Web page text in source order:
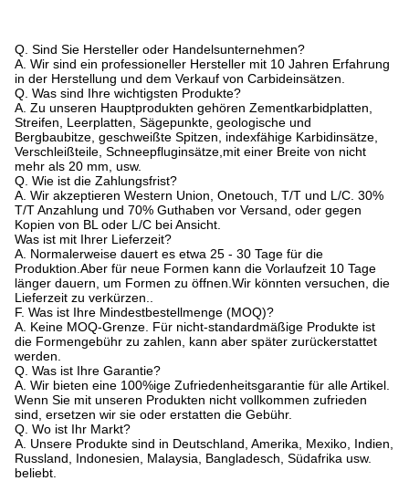
Q. Sind Sie Hersteller oder Handelsunternehmen?
A. Wir sind ein professioneller Hersteller mit 10 Jahren Erfahrung
in der Herstellung und dem Verkauf von Carbideinsätzen.
Q. Was sind Ihre wichtigsten Produkte?
A. Zu unseren Hauptprodukten gehören Zementkarbidplatten,
Streifen, Leerplatten, Sägepunkte, geologische und
Bergbaubitze, geschweißte Spitzen, indexfähige Karbidinsätze,
Verschleißteile, Schneepfluginsätze,mit einer Breite von nicht
mehr als 20 mm, usw.
Q. Wie ist die Zahlungsfrist?
A. Wir akzeptieren Western Union, Onetouch, T/T und L/C. 30%
T/T Anzahlung und 70% Guthaben vor Versand, oder gegen
Kopien von BL oder L/C bei Ansicht.
Was ist mit Ihrer Lieferzeit?
A. Normalerweise dauert es etwa 25 - 30 Tage für die
Produktion.Aber für neue Formen kann die Vorlaufzeit 10 Tage
länger dauern, um Formen zu öffnen.Wir könnten versuchen, die
Lieferzeit zu verkürzen..
F. Was ist Ihre Mindestbestellmenge (MOQ)?
A. Keine MOQ-Grenze. Für nicht-standardmäßige Produkte ist
die Formengebühr zu zahlen, kann aber später zurückerstattet
werden.
Q. Was ist Ihre Garantie?
A. Wir bieten eine 100%ige Zufriedenheitsgarantie für alle Artikel.
Wenn Sie mit unseren Produkten nicht vollkommen zufrieden
sind, ersetzen wir sie oder erstatten die Gebühr.
Q. Wo ist Ihr Markt?
A. Unsere Produkte sind in Deutschland, Amerika, Mexiko, Indien,
Russland, Indonesien, Malaysia, Bangladesch, Südafrika usw.
beliebt.